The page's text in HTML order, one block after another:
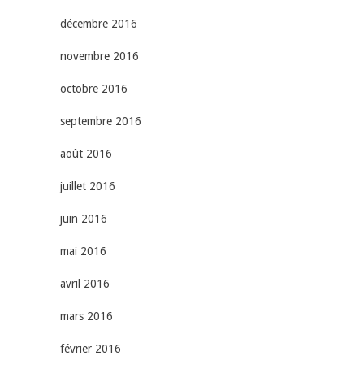
décembre 2016
novembre 2016
octobre 2016
septembre 2016
août 2016
juillet 2016
juin 2016
mai 2016
avril 2016
mars 2016
février 2016